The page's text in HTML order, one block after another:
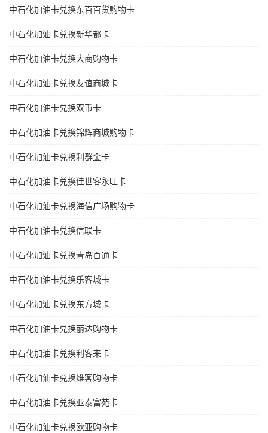
中石化加油卡兑换东百百货购物卡
中石化加油卡兑换新华都卡
中石化加油卡兑换大商购物卡
中石化加油卡兑换友谊商城卡
中石化加油卡兑换双币卡
中石化加油卡兑换锦辉商城购物卡
中石化加油卡兑换利群金卡
中石化加油卡兑换佳世客永旺卡
中石化加油卡兑换海信广场购物卡
中石化加油卡兑换信联卡
中石化加油卡兑换青岛百通卡
中石化加油卡兑换乐客城卡
中石化加油卡兑换东方城卡
中石化加油卡兑换丽达购物卡
中石化加油卡兑换利客来卡
中石化加油卡兑换维客购物卡
中石化加油卡兑换亚泰富苑卡
中石化加油卡兑换欧亚购物卡